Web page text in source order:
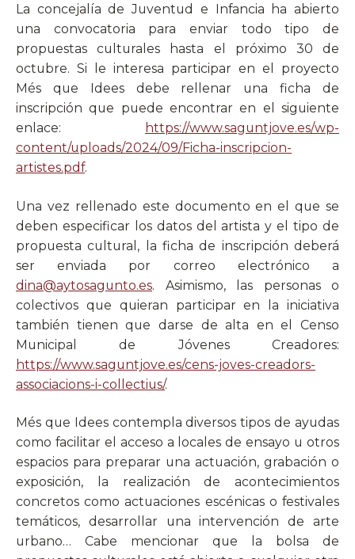
La concejalía de Juventud e Infancia ha abierto
una convocatoria para enviar todo tipo de
propuestas culturales hasta el próximo 30 de
octubre. Si le interesa participar en el proyecto
Més que Idees debe rellenar una ficha de
inscripción que puede encontrar en el siguiente
enlace:
https://www.saguntjove.es/wp-
content/uploads/2024/09/Ficha-inscripcion-
artistes.pdf.
Una vez rellenado este documento en el que se
deben especificar los datos del artista y el tipo de
propuesta cultural, la ficha de inscripción deberá
ser enviada por correo electrónico a
dina@aytosagunto.es. Asimismo, las personas o
colectivos que quieran participar en la iniciativa
también tienen que darse de alta en el Censo
Municipal de Jóvenes Creadores:
https://www.saguntjove.es/cens-joves-creadors-
associacions-i-collectius/.
Més que Idees contempla diversos tipos de ayudas
como facilitar el acceso a locales de ensayo u otros
espacios para preparar una actuación, grabación o
exposición, la realización de acontecimientos
concretos como actuaciones escénicas o festivales
temáticos, desarrollar una intervención de arte
urbano… Cabe mencionar que la bolsa de